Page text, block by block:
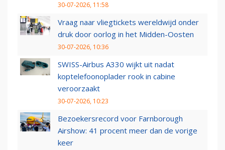
30-07-2026, 11:58
Vraag naar vliegtickets wereldwijd onder
druk door oorlog in het Midden-Oosten
30-07-2026, 10:36
SWISS-Airbus A330 wijkt uit nadat
koptelefoonoplader rook in cabine
veroorzaakt
30-07-2026, 10:23
Bezoekersrecord voor Farnborough
Airshow: 41 procent meer dan de vorige
keer